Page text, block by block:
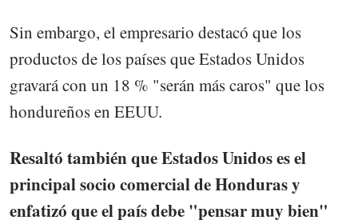
Sin embargo, el empresario destacó que los
productos de los países que Estados Unidos
gravará con un 18 % "serán más caros" que los
hondureños en EEUU.
Resaltó también que Estados Unidos es el
principal socio comercial de Honduras y
enfatizó que el país debe "pensar muy bien"